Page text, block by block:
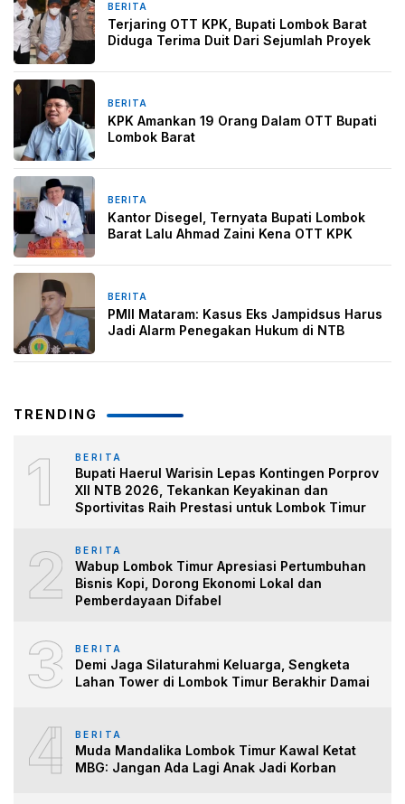
BERITA
Terjaring OTT KPK, Bupati Lombok Barat
Diduga Terima Duit Dari Sejumlah Proyek
BERITA
KPK Amankan 19 Orang Dalam OTT Bupati
Lombok Barat
BERITA
Kantor Disegel, Ternyata Bupati Lombok
Barat Lalu Ahmad Zaini Kena OTT KPK
BERITA
PMII Mataram: Kasus Eks Jampidsus Harus
Jadi Alarm Penegakan Hukum di NTB
TRENDING
1 BERITA
Bupati Haerul Warisin Lepas Kontingen Porprov
XII NTB 2026, Tekankan Keyakinan dan
Sportivitas Raih Prestasi untuk Lombok Timur
2 BERITA
Wabup Lombok Timur Apresiasi Pertumbuhan
Bisnis Kopi, Dorong Ekonomi Lokal dan
Pemberdayaan Difabel
3 BERITA
Demi Jaga Silaturahmi Keluarga, Sengketa
Lahan Tower di Lombok Timur Berakhir Damai
4 BERITA
Muda Mandalika Lombok Timur Kawal Ketat
MBG: Jangan Ada Lagi Anak Jadi Korban